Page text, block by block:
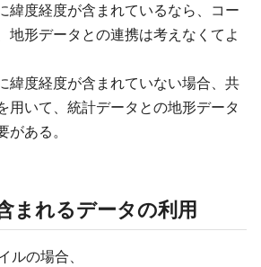
緯度経度が含まれているなら、コー
地形データとの連携は考えなくてよ
緯度経度が含まれていない場合、共
用いて、統計データとの地形データ
がある。
まれるデータの利用
ルの場合、